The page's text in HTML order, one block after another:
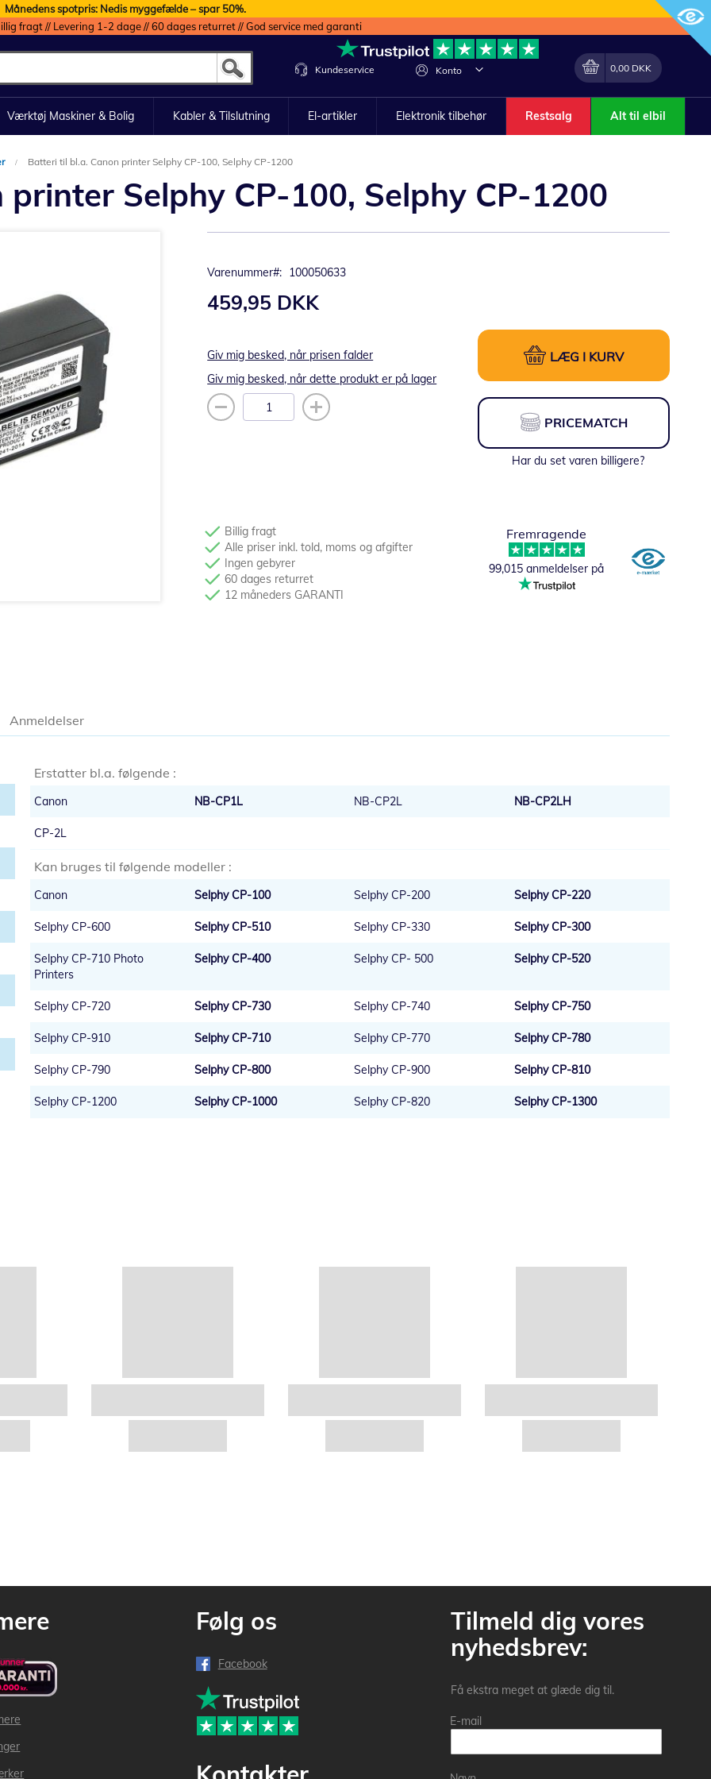
Månedens spotpris: Nedis myggefælde – spar 50%.
fragt // Levering 1-2 dage // 60 dages returret // God service med garanti
Konto
Lave
Min indkøbskurv
0,00 DKK
Kundeservice
Værktøj Maskiner & Bolig Kabler & Tilslutning El-artikler Elektronik tilbehør Restsalg Alt til elbil
Batteri til bl.a. Canon printer Selphy CP-100, Selphy CP-1200
Selphy CP-100, Selphy CP-1200
Varenummer 100050633
459,95 DKK
Giv mig besked, når prisen falder
Giv mig besked, når dette produkt er på lager
LÆG I KURV
PRICEMATCH
Har du set varen billigere?
Billig fragt
Alle priser inkl. told, moms og afgifter
Ingen gebyrer
60 dages returret
12 måneders GARANTI
Fremragende
99,015 anmeldelser på
Erstatter bl.a. følgende :
Canon NB-CP1L NB-CP2L NB-CP2LH
CP-2L
Kan bruges til følgende modeller :
Canon Selphy CP-100 Selphy CP-200 Selphy CP-220
Selphy CP-600 Selphy CP-510 Selphy CP-330 Selphy CP-300
Selphy CP-710 Photo
Printers
Selphy CP-400 Selphy CP- 500 Selphy CP-520
Selphy CP-720 Selphy CP-730 Selphy CP-740 Selphy CP-750
Selphy CP-910 Selphy CP-710 Selphy CP-770 Selphy CP-780
Selphy CP-790 Selphy CP-800 Selphy CP-900 Selphy CP-810
Selphy CP-1200 Selphy CP-1000 Selphy CP-820 Selphy CP-1300
Anmeldelser
Følg os
Facebook
Tilmeld dig vores
nyhedsbrev:
Få ekstra meget at glæde dig til.
E-mail